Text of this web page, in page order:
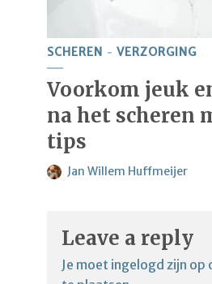
SCHEREN VERZORGING
Voorkom jeuk
na het scheren
tips
Jan Willem Huffmeijer
Leave a reply
Je moet ingelogd zijn op